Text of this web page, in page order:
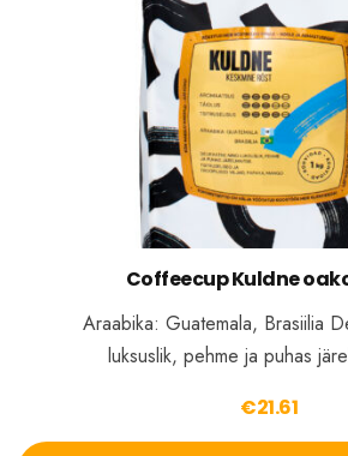
Coffeecup Kuldne
Araabika: Guatemala, Brasiilia
luksuslik, pehme ja puhas
€21.61